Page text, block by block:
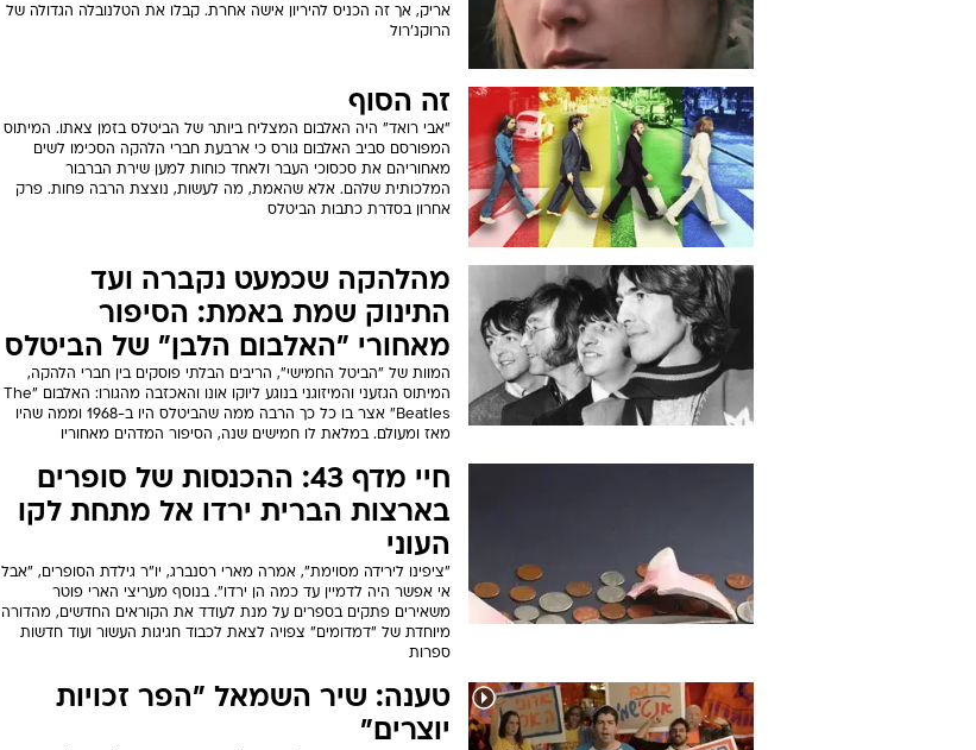
אריק, אך זה הכניס להיריון אישה אחרת. קבלו את הטלנובלה הגדולה של
הרוקנ'רול
זה הסוף
"אבי רואד" היה האלבום המצליח ביותר של הביטלס בזמן צאתו. המיתוס
המפורסם סביב האלבום גורס כי ארבעת חברי הלהקה הסכימו לשים
מאחוריהם את סכסוכי העבר ולאחד כוחות למען שירת הברבור
המלכותית שלהם. אלא שהאמת, מה לעשות, נוצצת הרבה פחות. פרק
אחרון בסדרת כתבות הביטלס
מהלהקה שכמעט נקברה ועד
התינוק שמת באמת: הסיפור
מאחורי "האלבום הלבן" של הביטלס
המוות של "הביטל החמישי", הריבים הבלתי פוסקים בין חברי הלהקה,
המיתוס הגזעני והמיזוגני בנוגע ליוקו אונו והאכזבה מהגורו: האלבום "The
Beatles" אצר בו כל כך הרבה ממה שהביטלס היו ב-1968 וממה שהיו
מאז ומעולם. במלאת לו חמישים שנה, הסיפור המדהים מאחוריו
חיי מדף 43: ההכנסות של סופרים
בארצות הברית ירדו אל מתחת לקו
העוני
"ציפינו לירידה מסוימת", אמרה מארי רסנברג, יו"ר גילדת הסופרים, "אבל
אי אפשר היה לדמיין עד כמה הן ירדו". בנוסף מעריצי הארי פוטר
משאירים פתקים בספרים על מנת לעודד את הקוראים החדשים, מהדורה
מיוחדת של "דמדומים" צפויה לצאת לכבוד חגיגות העשור ועוד חדשות
ספרות
טענה: שיר השמאל "הפר זכויות
יוצרים"